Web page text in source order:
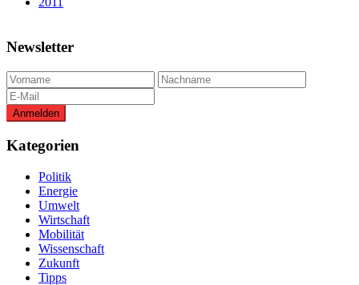
Newsletter
Kategorien
Politik
Energie
Umwelt
Wirtschaft
Mobilität
Wissenschaft
Zukunft
Tipps